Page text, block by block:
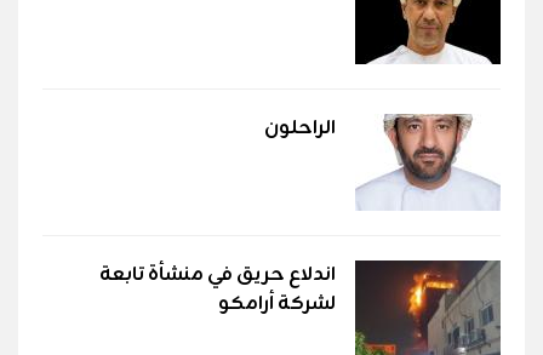
الراحلون
اندلاع حريق في منشأة تابعة
لشركة أرامكو